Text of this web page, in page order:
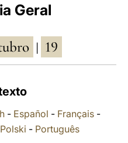
POLSKI
LATINE
Geral
19
- Español - Français-
Polski - Português